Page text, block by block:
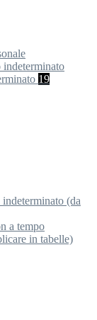
indeterminato
19
(da
a tempo
in tabelle)